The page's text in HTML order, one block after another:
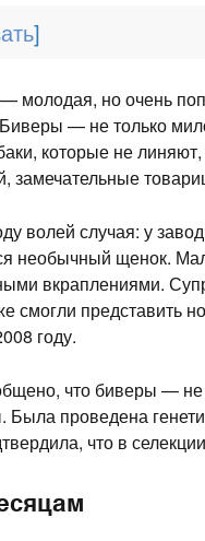
]
молодая, но очень
— не только
которые не
замечательные
волей случая: у
необычный щенок.
вкраплениями.
смогли
году.
что биверы — не
проведена
что в